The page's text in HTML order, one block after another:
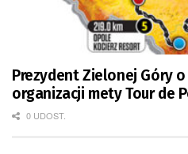
Prezydent Zielonej Góry
organizacji mety Tour de
0 UDOST.